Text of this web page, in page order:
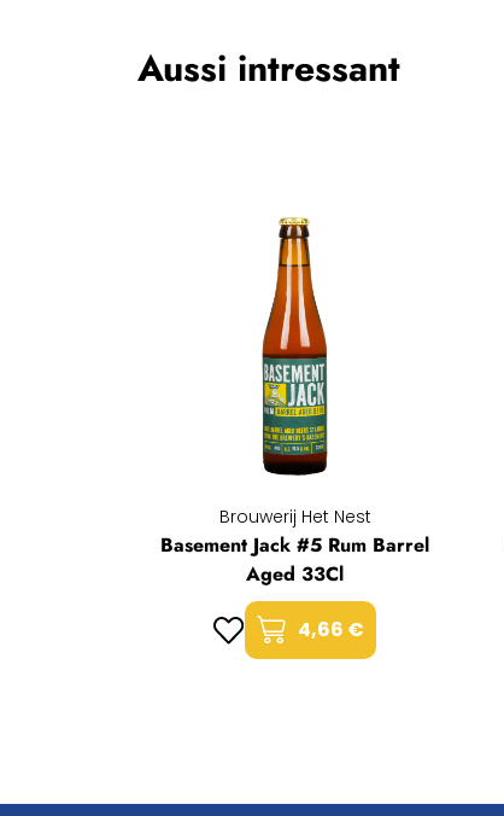
Aussi intressant
Brouwerij Het Nest
Basement Jack #5 Rum Barrel
Aged 33Cl
4,66 €